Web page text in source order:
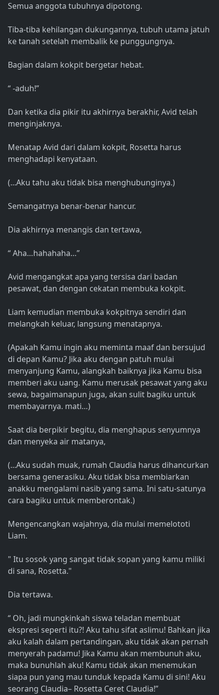
Semua anggota tubuhnya dipotong.
Tiba-tiba kehilangan dukungannya, tubuh utama jatuh
ke tanah setelah membalik ke punggungnya.
Bagian dalam kokpit bergetar hebat.
“ -aduh!”
Dan ketika dia pikir itu akhirnya berakhir, Avid telah
menginjaknya.
Menatap Avid dari dalam kokpit, Rosetta harus
menghadapi kenyataan.
(...Aku tahu aku tidak bisa menghubunginya.)
Semangatnya benar-benar hancur.
Dia akhirnya menangis dan tertawa,
“ Aha…hahahaha…”
Avid mengangkat apa yang tersisa dari badan
pesawat, dan dengan cekatan membuka kokpit.
Liam kemudian membuka kokpitnya sendiri dan
melangkah keluar, langsung menatapnya.
(Apakah Kamu ingin aku meminta maaf dan bersujud
di depan Kamu? Jika aku dengan patuh mulai
menyanjung Kamu, alangkah baiknya jika Kamu bisa
memberi aku uang. Kamu merusak pesawat yang aku
sewa, bagaimanapun juga, akan sulit bagiku untuk
membayarnya. mati…)
Saat dia berpikir begitu, dia menghapus senyumnya
dan menyeka air matanya,
(...Aku sudah muak, rumah Claudia harus dihancurkan
bersama generasiku. Aku tidak bisa membiarkan
anakku mengalami nasib yang sama. Ini satu-satunya
cara bagiku untuk memberontak.)
Mengencangkan wajahnya, dia mulai memelototi
Liam.
" Itu sosok yang sangat tidak sopan yang kamu miliki
di sana, Rosetta."
Dia tertawa.
“ Oh, jadi mungkinkah siswa teladan membuat
ekspresi seperti itu?! Aku tahu sifat aslimu! Bahkan jika
aku kalah dalam pertandingan, aku tidak akan pernah
menyerah padamu! Jika Kamu akan membunuh aku,
maka bunuhlah aku! Kamu tidak akan menemukan
siapa pun yang mau tunduk kepada Kamu di sini! Aku
seorang Claudia– Rosetta Ceret Claudia!”